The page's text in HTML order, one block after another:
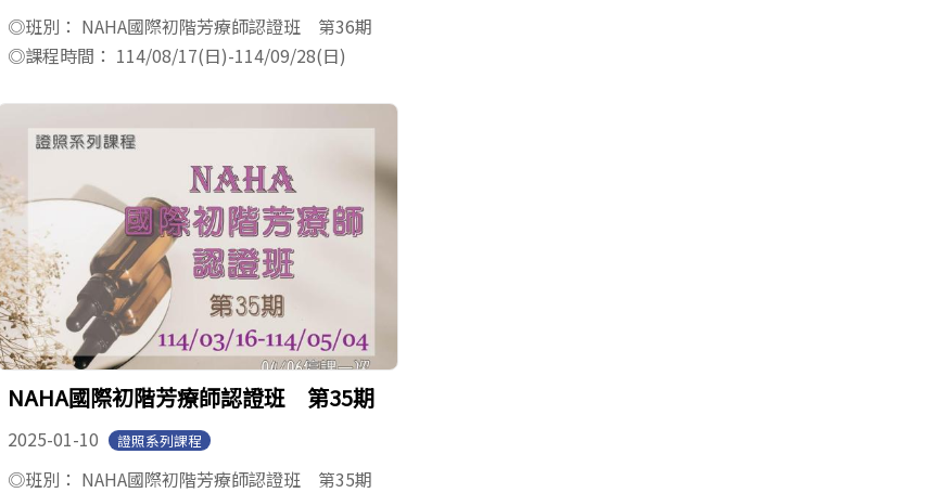
◎班別： NAHA國際初階芳療師認證班 第36期
◎課程時間： 114/08/17(日)-114/09/28(日)
NAHA國際初階芳療師認證班 第35期
2025-01-10 證照系列課程
◎班別： NAHA國際初階芳療師認證班 第35期